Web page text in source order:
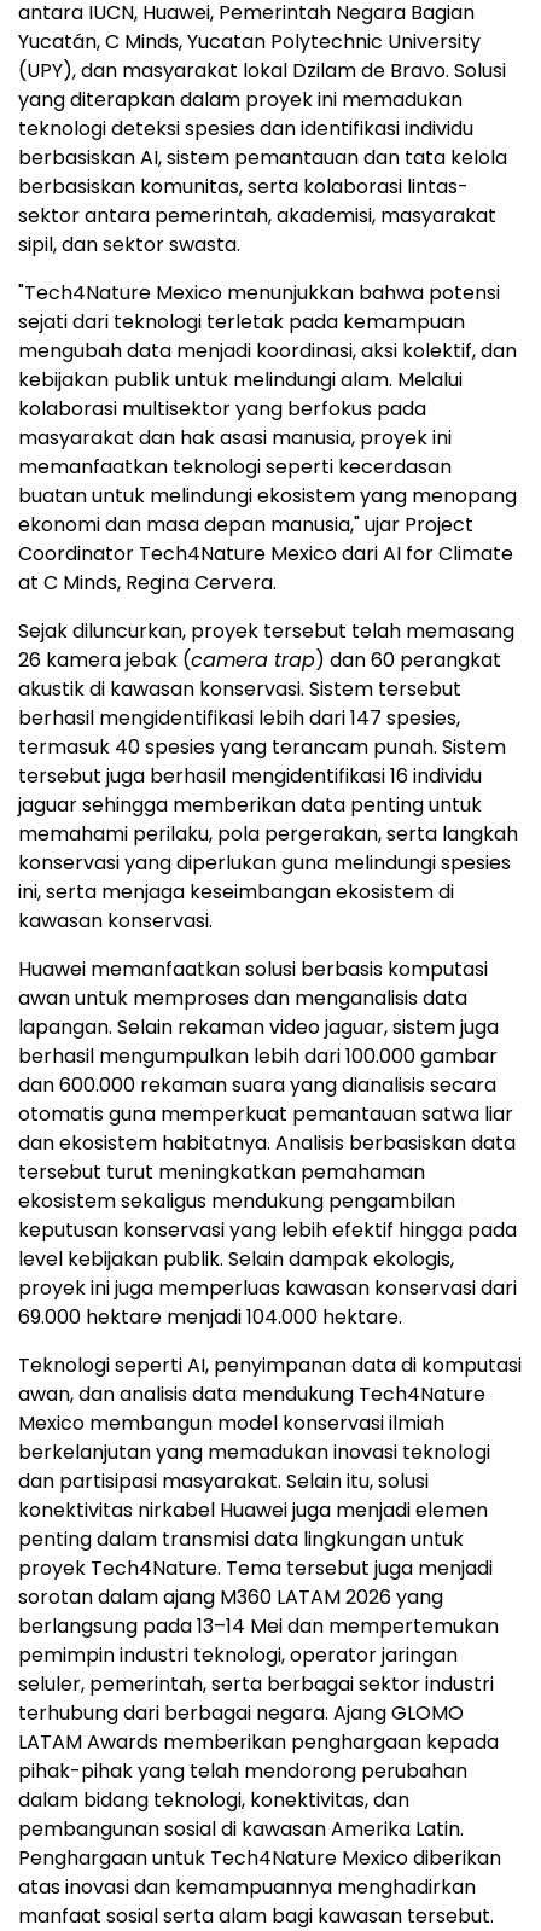
antara IUCN, Huawei, Pemerintah Negara Bagian
Yucatán, C Minds, Yucatan Polytechnic University
(UPY), dan masyarakat lokal Dzilam de Bravo. Solusi
yang diterapkan dalam proyek ini memadukan
teknologi deteksi spesies dan identifikasi individu
berbasiskan AI, sistem pemantauan dan tata kelola
berbasiskan komunitas, serta kolaborasi lintas-
sektor antara pemerintah, akademisi, masyarakat
sipil, dan sektor swasta.
"Tech4Nature Mexico menunjukkan bahwa potensi
sejati dari teknologi terletak pada kemampuan
mengubah data menjadi koordinasi, aksi kolektif, dan
kebijakan publik untuk melindungi alam. Melalui
kolaborasi multisektor yang berfokus pada
masyarakat dan hak asasi manusia, proyek ini
memanfaatkan teknologi seperti kecerdasan
buatan untuk melindungi ekosistem yang menopang
ekonomi dan masa depan manusia," ujar Project
Coordinator Tech4Nature Mexico dari AI for Climate
at C Minds, Regina Cervera.
Sejak diluncurkan, proyek tersebut telah memasang
26 kamera jebak (camera trap) dan 60 perangkat
akustik di kawasan konservasi. Sistem tersebut
berhasil mengidentifikasi lebih dari 147 spesies,
termasuk 40 spesies yang terancam punah. Sistem
tersebut juga berhasil mengidentifikasi 16 individu
jaguar sehingga memberikan data penting untuk
memahami perilaku, pola pergerakan, serta langkah
konservasi yang diperlukan guna melindungi spesies
ini, serta menjaga keseimbangan ekosistem di
kawasan konservasi.
Huawei memanfaatkan solusi berbasis komputasi
awan untuk memproses dan menganalisis data
lapangan. Selain rekaman video jaguar, sistem juga
berhasil mengumpulkan lebih dari 100.000 gambar
dan 600.000 rekaman suara yang dianalisis secara
otomatis guna memperkuat pemantauan satwa liar
dan ekosistem habitatnya. Analisis berbasiskan data
tersebut turut meningkatkan pemahaman
ekosistem sekaligus mendukung pengambilan
keputusan konservasi yang lebih efektif hingga pada
level kebijakan publik. Selain dampak ekologis,
proyek ini juga memperluas kawasan konservasi dari
69.000 hektare menjadi 104.000 hektare.
Teknologi seperti AI, penyimpanan data di komputasi
awan, dan analisis data mendukung Tech4Nature
Mexico membangun model konservasi ilmiah
berkelanjutan yang memadukan inovasi teknologi
dan partisipasi masyarakat. Selain itu, solusi
konektivitas nirkabel Huawei juga menjadi elemen
penting dalam transmisi data lingkungan untuk
proyek Tech4Nature. Tema tersebut juga menjadi
sorotan dalam ajang M360 LATAM 2026 yang
berlangsung pada 13–14 Mei dan mempertemukan
pemimpin industri teknologi, operator jaringan
seluler, pemerintah, serta berbagai sektor industri
terhubung dari berbagai negara. Ajang GLOMO
LATAM Awards memberikan penghargaan kepada
pihak-pihak yang telah mendorong perubahan
dalam bidang teknologi, konektivitas, dan
pembangunan sosial di kawasan Amerika Latin.
Penghargaan untuk Tech4Nature Mexico diberikan
atas inovasi dan kemampuannya menghadirkan
manfaat sosial serta alam bagi kawasan tersebut.